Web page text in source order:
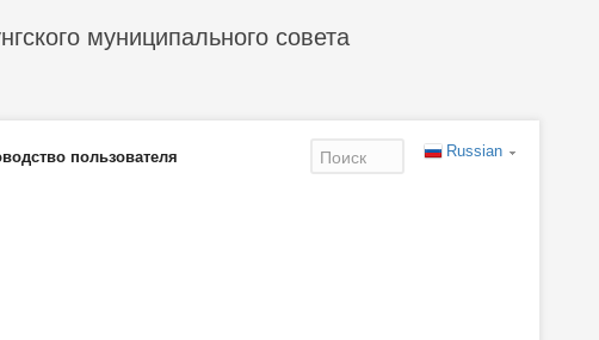
муниципального совета
пользователя Russian